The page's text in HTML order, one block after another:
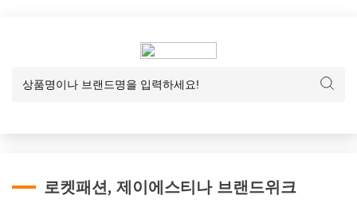
로켓패션, 제이에스티나 브랜드위크